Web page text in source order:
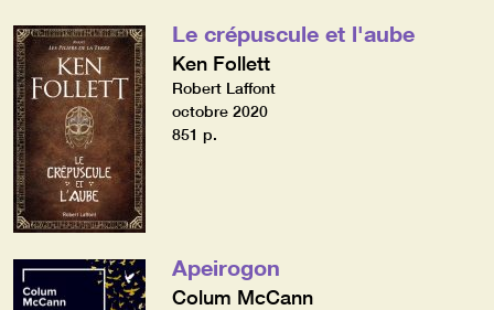
Le crépuscule et l'aube
Ken Follett
Robert Laffont
octobre 2020
851 p.
Apeirogon
Colum McCann